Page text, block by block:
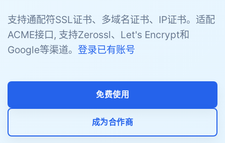
支持通配符SSL证书、多域名证书、IP证书。适配
ACME接口, 支持Zerossl、Let's Encrypt和
Google等渠道。 登录已有账号
免费使用
成为合作商